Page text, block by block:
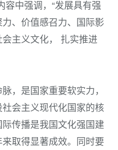
容中强调，“发展具有强
、价值感召力、国际影
主义文化， 扎实推进
，是国家重要软实力，
会主义现代化国家的核
传播是我国文化强国建
取得显著成效。同时要